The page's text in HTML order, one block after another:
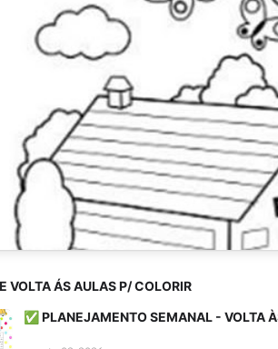
VOLTA ÁS AULAS P/ COLORIR
✅ PLANEJAMENTO SEMANAL - VOLTA